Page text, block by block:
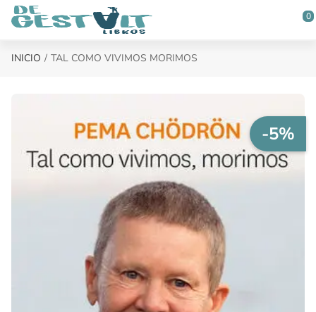
Saltar al contenido principal
0
INICIO TAL COMO VIVIMOS MORIMOS
-5%